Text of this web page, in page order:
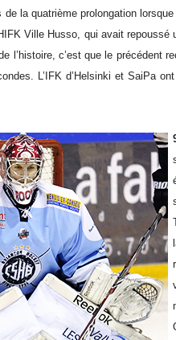
de la quatrième prolongation
Ville Husso, qui avait
l’histoire, c’est que le précédent
L’IFK d’Helsinki et SaiPa